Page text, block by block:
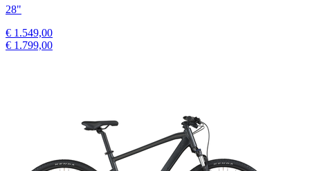
28"
€ 1.549,00
€ 1.799,00